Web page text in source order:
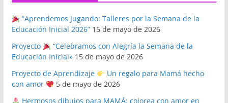
“Aprendemos Jugando: Talleres por la Semana de la
Educación Inicial 2026” 15 de mayo de 2026
Proyecto
“Celebramos con Alegría la Semana de la
Educación Inicial» 15 de mayo de 2026
Proyecto de Aprendizaje
Un regalo para Mamá hecho
con amor
5 de mayo de 2026
Hermosos dibujos para MAMÁ: colorea con amor en